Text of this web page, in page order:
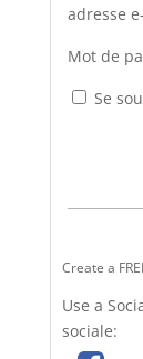
adresse
Mot de
Se
Create a
Use a
sociale: